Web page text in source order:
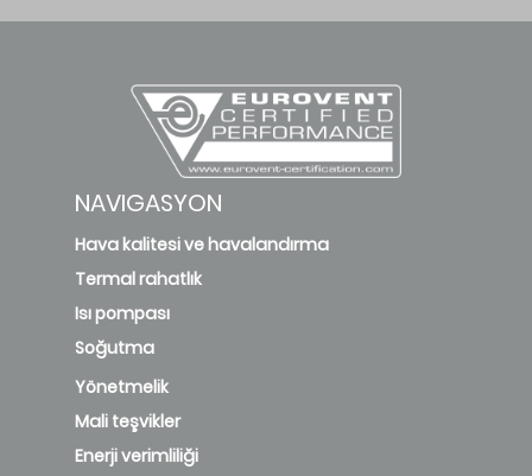
NAVIGASYON
Hava kalitesi ve havalandırma
Termal rahatlık
Isı pompası
Soğutma
Yönetmelik
Mali teşvikler
Enerji verimliliği